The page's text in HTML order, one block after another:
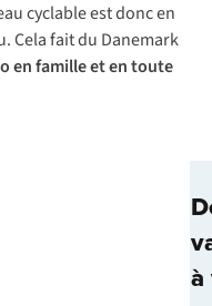
cyclable est donc en
Cela fait du Danemark
en famille et en toute
à